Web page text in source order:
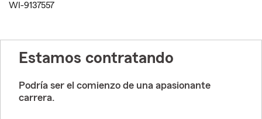
WI-9137557
Estamos contratando
Podría ser el comienzo de una apasionante
carrera.